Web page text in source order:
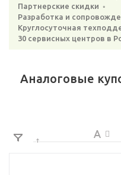
Партнерские скидки ◦
Разработка и
Круглосуточная
30 сервисных центров в
Аналоговые